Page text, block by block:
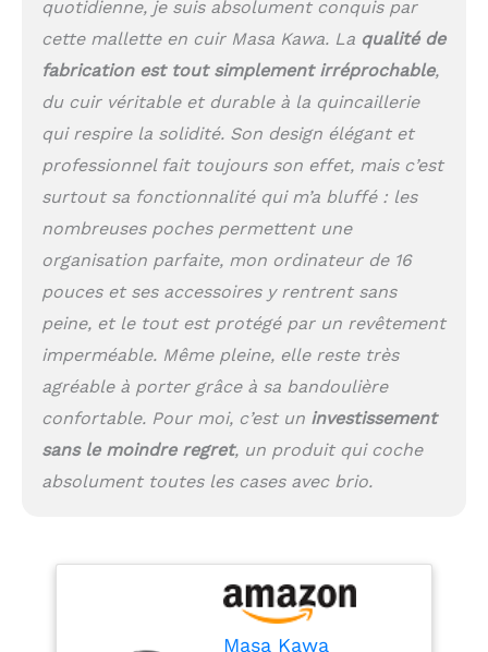
un compartiment
principal facile d'accès
avec 5 séparateurs
rembourrés,
fonctionnant comme
ordinateur portable de
16" et tablette de 11",
des supports pour
petite bouteille d'eau,
une souris, un
téléphone portable ; 3
poches avant zippées
avec 4 emplacements
pour cartes, 2 passants
pour stylos, 1 poche
poche arrière zippée
cachée sous la sangle
de bagage Antivol.
Grand espace de
rangement pour ranger
Matériaux de qualité
supérieure : les
mallettes pour homme
quotidienne, je suis absolument conquis par
cette mallette en cuir Masa Kawa. La qualité de
fabrication est tout simplement irréprochable,
du cuir véritable et durable à la quincaillerie
qui respire la solidité. Son design élégant et
professionnel fait toujours son effet, mais c’est
surtout sa fonctionnalité qui m’a bluffé : les
nombreuses poches permettent une
organisation parfaite, mon ordinateur de 16
pouces et ses accessoires y rentrent sans
peine, et le tout est protégé par un revêtement
imperméable. Même pleine, elle reste très
agréable à porter grâce à sa bandoulière
confortable. Pour moi, c’est un investissement
sans le moindre regret, un produit qui coche
absolument toutes les cases avec brio.
Masa Kawa